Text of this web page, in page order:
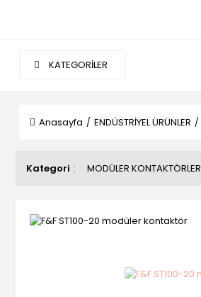
KATEGORİLER
Anasayfa ENDÜSTRİYEL ÜRÜNLER
Kategori MODÜLER KONTAKTÖRLER